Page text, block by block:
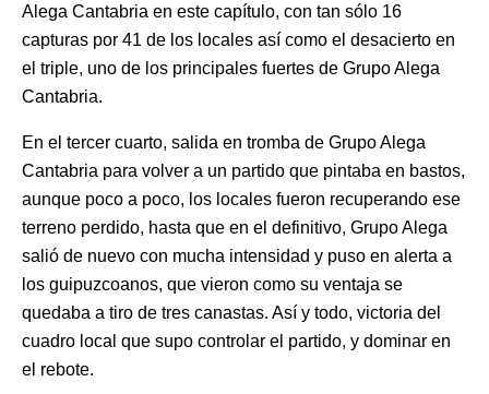
Alega Cantabria en este capítulo, con tan sólo 16
capturas por 41 de los locales así como el desacierto en
el triple, uno de los principales fuertes de Grupo Alega
Cantabria.
En el tercer cuarto, salida en tromba de Grupo Alega
Cantabria para volver a un partido que pintaba en bastos,
aunque poco a poco, los locales fueron recuperando ese
terreno perdido, hasta que en el definitivo, Grupo Alega
salió de nuevo con mucha intensidad y puso en alerta a
los guipuzcoanos, que vieron como su ventaja se
quedaba a tiro de tres canastas. Así y todo, victoria del
cuadro local que supo controlar el partido, y dominar en
el rebote.